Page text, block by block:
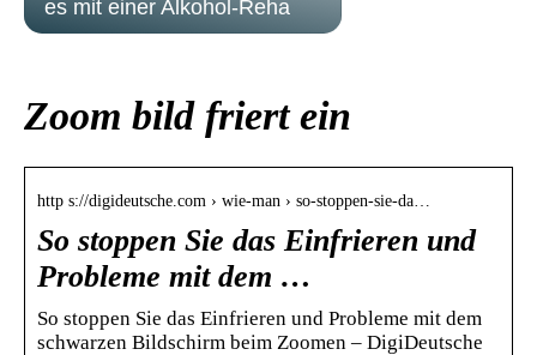
es mit einer Alkohol-Reha
Zoom bild friert ein
http s://digideutsche.com › wie-man › so-stoppen-sie-da…
So stoppen Sie das Einfrieren und
Probleme mit dem …
So stoppen Sie das Einfrieren und Probleme mit dem
schwarzen Bildschirm beim Zoomen – DigiDeutsche